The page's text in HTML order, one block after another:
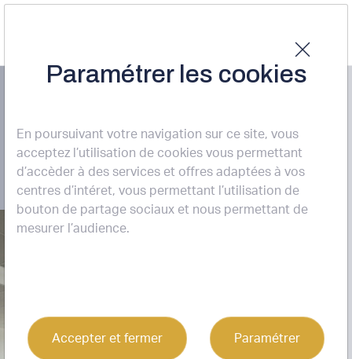
Paramétrer les cookies
En poursuivant votre navigation sur ce site, vous
acceptez l’utilisation de cookies vous permettant
d’accèder à des services et offres adaptées à vos
centres d’intéret, vous permettant l’utilisation de
bouton de partage sociaux et nous permettant de
mesurer l’audience.
Accepter et fermer Paramétrer
Pôle Multimodal
PESSAC (33600)